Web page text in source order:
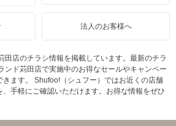
法人のお客様へ
田店のチラシ情報を掲載しています。最新のチラ
ンド苅田店で実施中のお得なセールやキャンペー
きます。 Shufoo!（シュフー）ではお近くの店舗
手軽にご確認いただけます。お得な情報をぜひ